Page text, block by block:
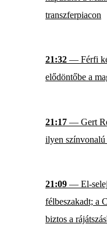
transzferpiacon
21:32 — Férfi
elődöntőbe a
21:17 — Gert
ilyen színvonalú
21:09 — El-
félbeszakadt; a
biztos a